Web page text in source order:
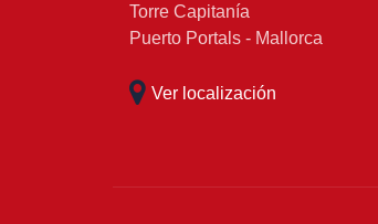
Torre Capitanía
Puerto Portals - Mallorca
Ver localización